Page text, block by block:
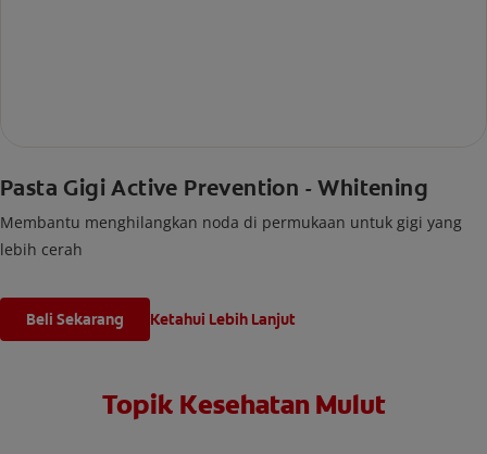
Pasta Gigi Active Prevention - Whitening
Membantu menghilangkan noda di permukaan untuk gigi yang
lebih cerah
Beli Sekarang Ketahui Lebih Lanjut
Topik Kesehatan Mulut